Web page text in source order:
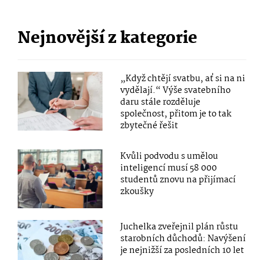
Nejnovější z kategorie
„Když chtějí svatbu, ať si na ni
vydělají.“ Výše svatebního
daru stále rozděluje
společnost, přitom je to tak
zbytečné řešit
Kvůli podvodu s umělou
inteligencí musí 58 000
studentů znovu na přijímací
zkoušky
Juchelka zveřejnil plán růstu
starobních důchodů: Navýšení
je nejnižší za posledních 10 let